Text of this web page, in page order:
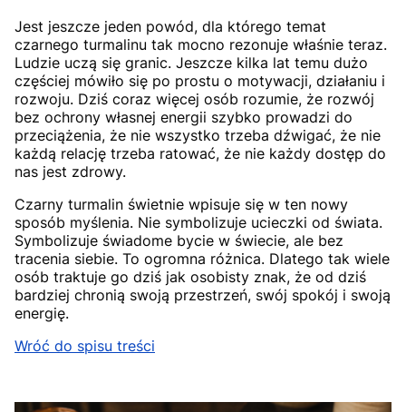
Jest jeszcze jeden powód, dla którego temat
czarnego turmalinu tak mocno rezonuje właśnie teraz.
Ludzie uczą się granic. Jeszcze kilka lat temu dużo
częściej mówiło się po prostu o motywacji, działaniu i
rozwoju. Dziś coraz więcej osób rozumie, że rozwój
bez ochrony własnej energii szybko prowadzi do
przeciążenia, że nie wszystko trzeba dźwigać, że nie
każdą relację trzeba ratować, że nie każdy dostęp do
nas jest zdrowy.
Czarny turmalin świetnie wpisuje się w ten nowy
sposób myślenia. Nie symbolizuje ucieczki od świata.
Symbolizuje świadome bycie w świecie, ale bez
tracenia siebie. To ogromna różnica. Dlatego tak wiele
osób traktuje go dziś jak osobisty znak, że od dziś
bardziej chronią swoją przestrzeń, swój spokój i swoją
energię.
Wróć do spisu treści